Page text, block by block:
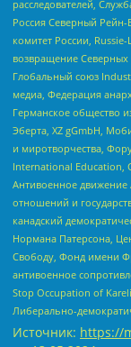
расследователей,
Россия Северный
комитет России,
возвращение Северных
Глобальный союз
медиа, Федерация
Германское общество
Эберта, XZ gGmbH,
и миротворчества,
International Education,
Антивоенное
отношений и
канадский
Нормана Патерсона,
Свободу, Фонд имени
антивоенное
Stop Occupation of
Либерально-
Источник: https://